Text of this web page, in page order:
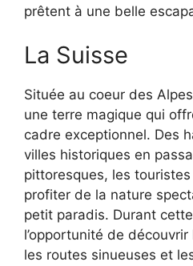
prêtent à une belle
La Suisse
Située au coeur des
une terre magique qui
cadre exceptionnel. Des
villes historiques en
pittoresques, les touristes
profiter de la nature
petit paradis. Durant
l’opportunité de
les routes sinueuses et